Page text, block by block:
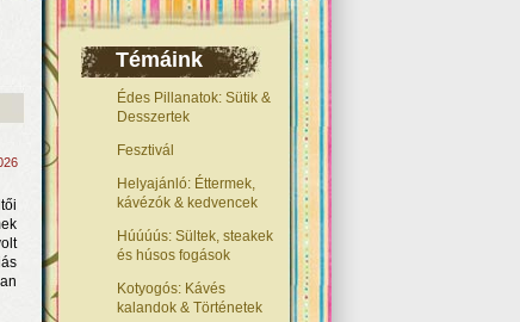
Témáink
Édes Pillanatok: Sütik &
Desszertek
Fesztivál
Helyajánló: Éttermek,
kávézók & kedvencek
Húúúús: Sültek, steakek
és húsos fogások
Kotyogós: Kávés
kalandok & Történetek